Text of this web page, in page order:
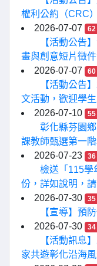
權利公約（CRC
2026-07-07
62
【活動公告
畫與創意短片徵
2026-07-07
60
【活動公告
文活動，歡迎學
2026-07-10
55
彰化縣芬園
課教師甄選第一
2026-07-23
36
檢送「115學
份，詳如說明，
2026-07-30
35
【宣導】預
2026-07-30
34
【活動訊息
家共遊彰化沿海